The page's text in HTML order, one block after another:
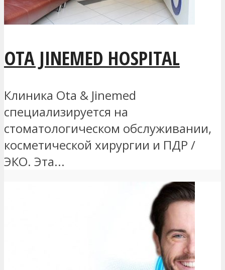
OTA JINEMED HOSPITAL
Клиника Ota & Jinemed
специализируется на
стоматологическом обслуживании,
косметической хирургии и ПДР /
ЭКО. Эта...